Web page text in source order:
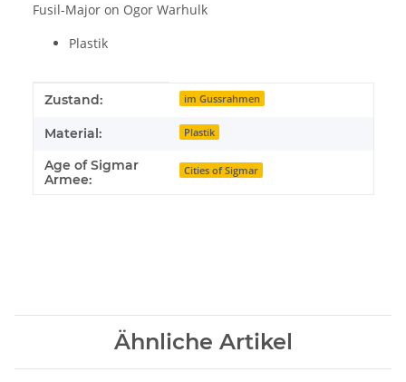
Fusil-Major on Ogor Warhulk
Plastik
Produkteigenschaft
Wert
Zustand: im Gussrahmen
Material: Plastik
Age of Sigmar
Armee:
Cities of Sigmar
Ähnliche Artikel